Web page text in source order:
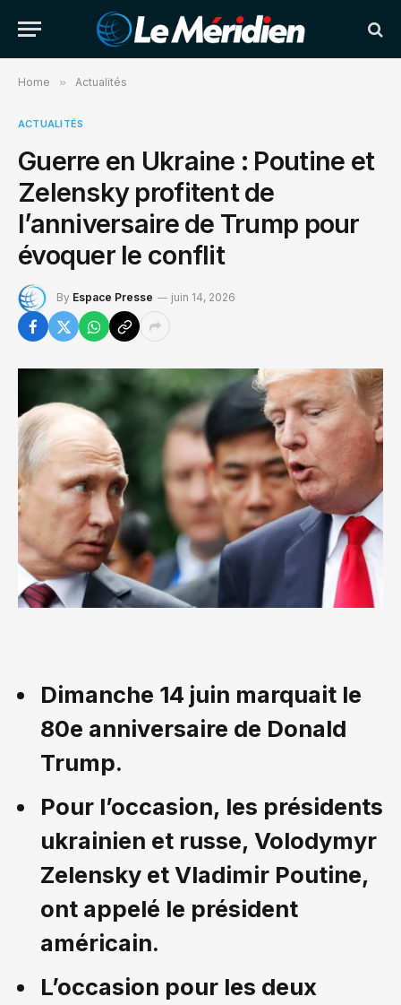
Home » Actualités
ACTUALITÉS
Guerre en Ukraine : Poutine et
Zelensky profitent de
l’anniversaire de Trump pour
évoquer le conflit
By Espace Presse juin 14, 2026
Dimanche 14 juin marquait le
80e anniversaire de Donald
Trump.
Pour l’occasion, les présidents
ukrainien et russe, Volodymyr
Zelensky et Vladimir Poutine,
ont appelé le président
américain.
L’occasion pour les deux